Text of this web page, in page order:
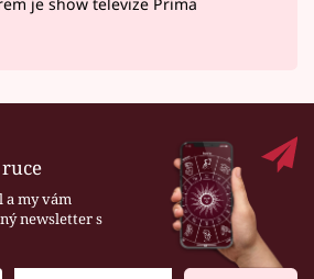
a my vám
newsletter s